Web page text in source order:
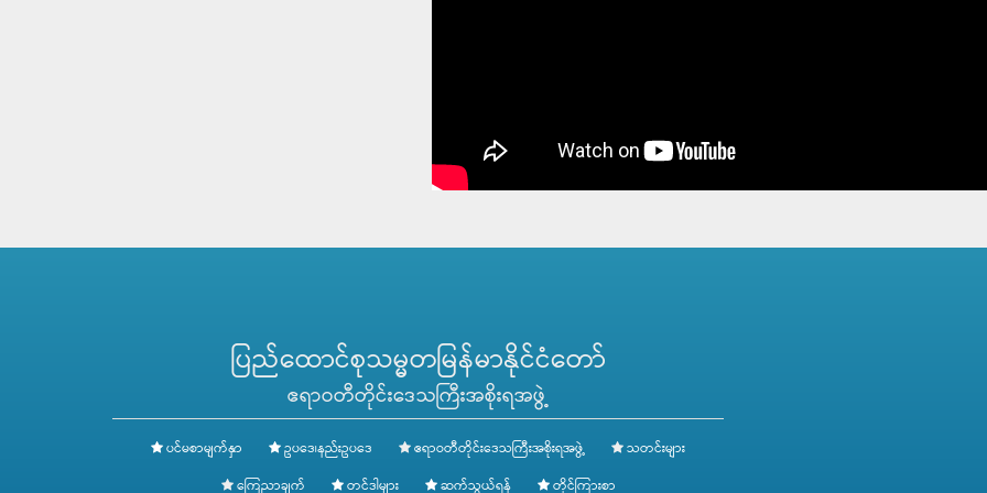
ပြည်ထောင်စုသမ္မတမြန်မာနိုင်ငံတော်
ဧရာဝတီတိုင်းဒေသကြီးအစိုးရအဖွဲ့
ပင်မစာမျက်နှာ ဥပဒေ၊နည်းဥပဒေ ဧရာဝတီတိုင်းဒေသကြီးအစိုးရအဖွဲ့
သတင်းများ
ကြေညာချက်
တင်ဒါများ ဆက်သွယ်ရန် တိုင်ကြားစာ